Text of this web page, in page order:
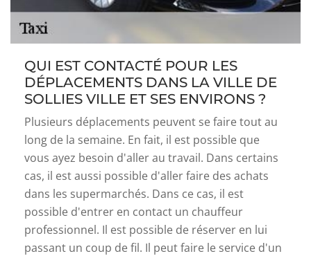
QUI EST CONTACTÉ POUR LES
DÉPLACEMENTS DANS LA VILLE DE
SOLLIES VILLE ET SES ENVIRONS ?
Plusieurs déplacements peuvent se faire tout au
long de la semaine. En fait, il est possible que
vous ayez besoin d'aller au travail. Dans certains
cas, il est aussi possible d'aller faire des achats
dans les supermarchés. Dans ce cas, il est
possible d'entrer en contact un chauffeur
professionnel. Il est possible de réserver en lui
passant un coup de fil. Il peut faire le service d'un